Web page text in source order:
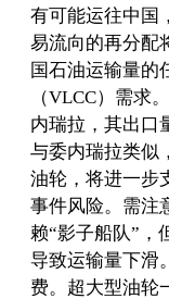
有可能运往中国
易流向的再分配
国石油运输量的
（VLCC）需求
内瑞拉，其出口
与委内瑞拉类似
油轮，将进一步
事件风险。需注
赖“影子船队”，
导致运输量下滑
费。超大型油轮